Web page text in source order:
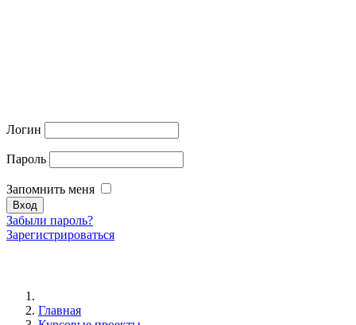
Логин
Пароль
Запомнить меня
Забыли пароль?
Зарегистрироваться
Главная